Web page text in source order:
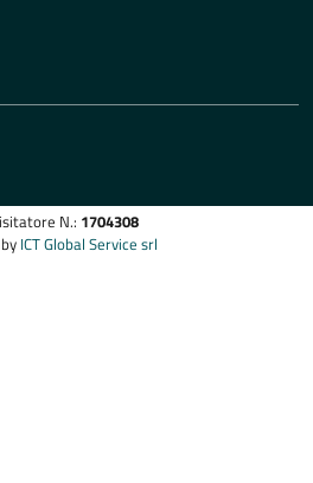
N.: 1704308
ICT Global Service srl